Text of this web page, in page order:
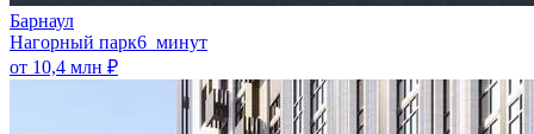
Барнаул
Нагорный парк6 минут
от 10,4 млн ₽